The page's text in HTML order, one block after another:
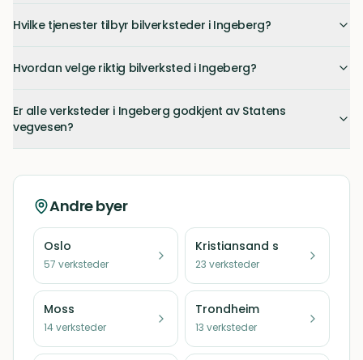
Hvilke tjenester tilbyr bilverksteder i Ingeberg?
Hvordan velge riktig bilverksted i Ingeberg?
Er alle verksteder i Ingeberg godkjent av Statens
vegvesen?
Andre byer
Oslo
57 verksteder
Kristiansand s
23 verksteder
Moss
14verksteder
Trondheim
13 verksteder